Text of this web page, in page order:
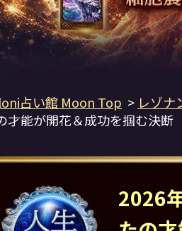
占い館 Moon Top > レゾナ
才能が開花＆成功を掴む決断
2026